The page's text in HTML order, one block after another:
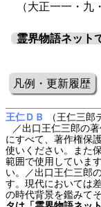
（大正一一・
霊界物語ネット
凡例・更新履歴
王仁ＤＢ
（王仁三
／出口王仁三郎の
にすべて、著作権保
使いください。また
範囲で使用していま
い。／出口王仁三郎
す。現代においては
の時代背景を鑑みて